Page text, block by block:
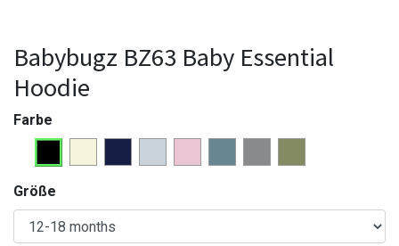
Babybugz BZ63 Baby Essential
Hoodie
Farbe
Größe